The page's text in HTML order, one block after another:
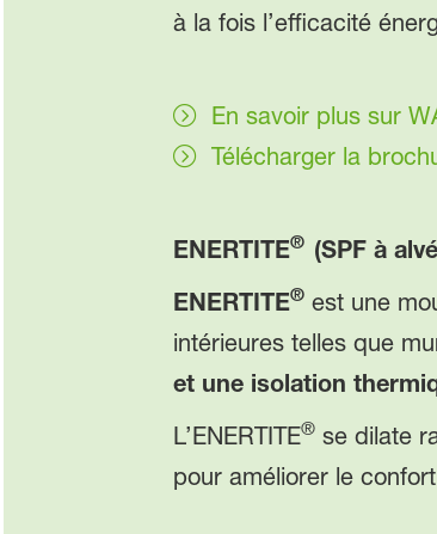
à la fois l’efficacité
En savoir plus sur
Télécharger la
ENERTITE® (SPF à
ENERTITE®est une
intérieures telles que
et une isolation
L’ENERTITE®se dilate
pour améliorer le